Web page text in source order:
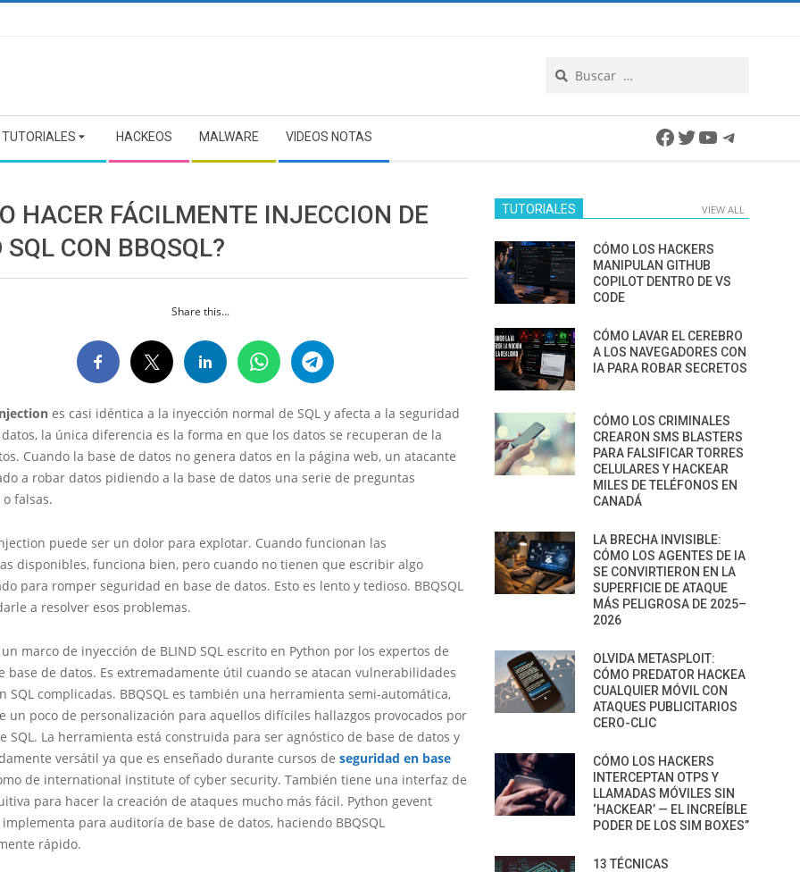
TUTORIALES HACKEOS MALWARE VIDEOS NOTAS Facebook
Twitter
YouTube
HACER FÁCILMENTE INJECCION DE
SQL CON BBQSQL?
Share this...
es casi idéntica a la inyección normal de SQL y afecta a la seguridad
la única diferencia es la forma en que los datos se recuperan de la
Cuando la base de datos no genera datos en la página web, un atacante
a robar datos pidiendo a la base de datos una serie de preguntas
falsas.
puede ser un dolor para explotar. Cuando funcionan las
disponibles, funciona bien, pero cuando no tienen que escribir algo
para romper seguridad en base de datos. Esto es lento y tedioso. BBQSQL
a resolver esos problemas.
un marco de inyección de BLIND SQL escrito en Python por los expertos de
base de datos. Es extremadamente útil cuando se atacan vulnerabilidades
SQL complicadas. BBQSQL es también una herramienta semi-automática,
un poco de personalización para aquellos difíciles hallazgos provocados por
SQL. La herramienta está construida para ser agnóstico de base de datos y
versátil ya que es enseñado durante cursos de seguridad en base
de international institute of cyber security. También tiene una interfaz de
para hacer la creación de ataques mucho más fácil. Python gevent
para auditoría de base de datos, haciendo BBQSQL
rápido.
TUTORIALES VIEW ALL
CÓMO LOS HACKERS
MANIPULAN GITHUB
COPILOT DENTRO DE VS
CODE
CÓMO LAVAR EL CEREBRO
A LOS NAVEGADORES CON
IA PARA ROBAR SECRETOS
CÓMO LOS CRIMINALES
CREARON SMS BLASTERS
PARA FALSIFICAR TORRES
CELULARES Y HACKEAR
MILES DE TELÉFONOS EN
CANADÁ
LA BRECHA INVISIBLE:
CÓMO LOS AGENTES DE IA
SE CONVIRTIERON EN LA
SUPERFICIE DE ATAQUE
MÁS PELIGROSA DE 2025–
2026
OLVIDA METASPLOIT:
CÓMO PREDATOR HACKEA
CUALQUIER MÓVIL CON
ATAQUES PUBLICITARIOS
CERO-CLIC
CÓMO LOS HACKERS
INTERCEPTAN OTPS Y
LLAMADAS MÓVILES SIN
‘HACKEAR’ — EL INCREÍBLE
PODER DE LOS SIM BOXES”
13 TÉCNICAS